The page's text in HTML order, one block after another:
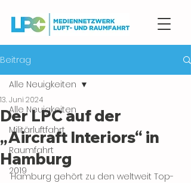
Beitrag
Alle Neuigkeiten
Militärluftfahrt
Raumfahrt
2019
Alle Neuigkeiten
Der LPC auf der
„Aircraft Interiors“ in
Hamburg
13. Juni 2024
Hamburg gehört zu den weltweit Top-